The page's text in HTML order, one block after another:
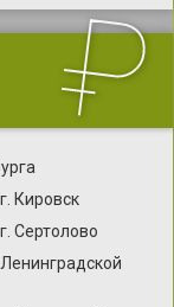
Кировск
Сертолово